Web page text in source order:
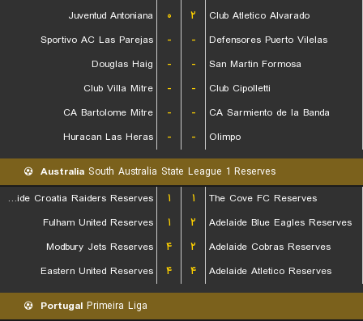
Juventud Antoniana
۰ ۲
Club Atletico Alvarado
Sportivo AC Las Parejas
- -
Defensores Puerto Vilelas
Douglas Haig
- -
San Martin Formosa
Club Villa Mitre
- -
Club Cipolletti
CA Bartolome Mitre
- -
CA Sarmiento de la Banda
Huracan Las Heras
- - Olimpo
Australia South Australia State League 1 Reserves
Adelaide Croatia Raiders Reserves
۱ ۱
The Cove FC Reserves
Fulham United Reserves
۱ ۲
Adelaide Blue Eagles Reserves
Modbury Jets Reserves
۴ ۲
Adelaide Cobras Reserves
Eastern United Reserves
۴ ۴ Adelaide Atletico Reserves
Portugal Primeira Liga